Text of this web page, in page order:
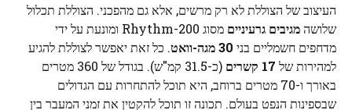
העיצוב של הצוללת לא רק מרשים, אלא גם מהפכני. הצוללת תכלול
שלושהמגיבים גרעיניים
מסוג Rhythm-200 ומונעת על ידי
מדחפים חשמליים בני 30 מגה-וואט
. כל זאת יאפשר לצוללת להגיע
למהירות של 17 קשרים
(כ-31.5 קמ"ש). בגודל של 360 מטרים
באורך ו-70 מטרים ברוחב, היא תוכל להתחרות עם הגדולים
שבספינות הנפט בעולם. תכונה זו תוכל להקטין את זמני המעבר בין